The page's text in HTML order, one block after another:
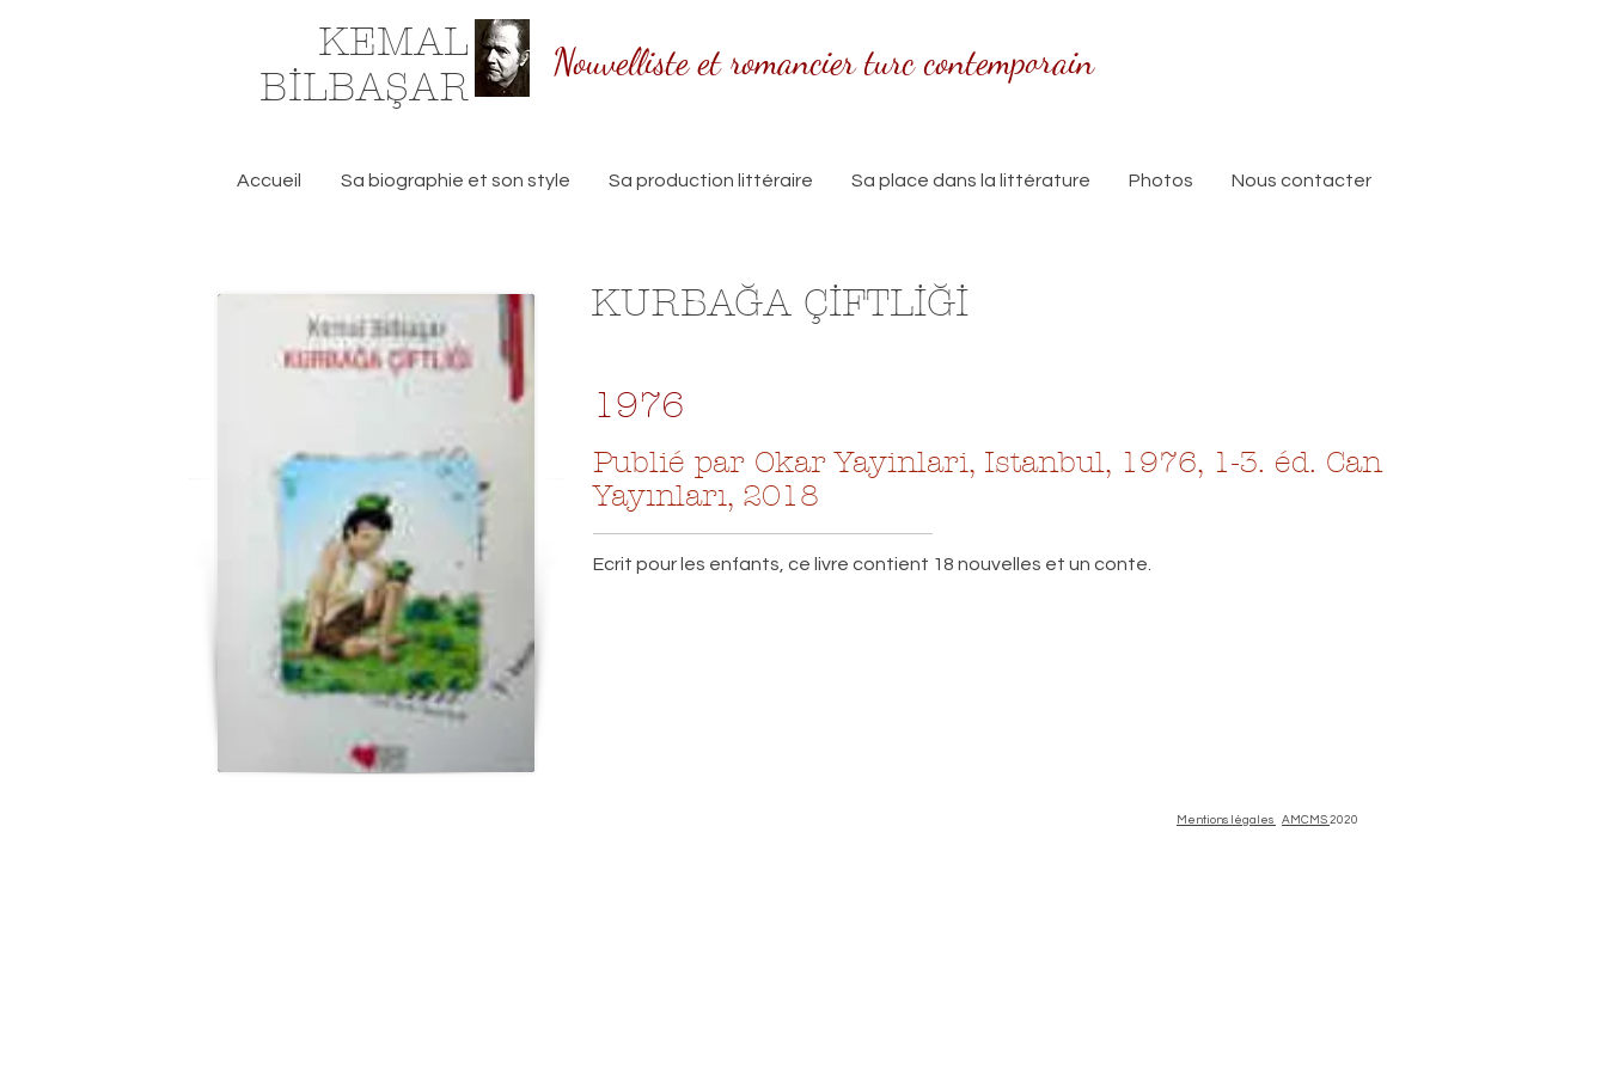
KEMAL
BİLBAŞAR
Nouvelliste et romancier turc contemporain
Accueil Sa biographie et son style Sa production littéraire Sa place dans la littérature Photos Nous contacter
KURBAĞA ÇİFTLİĞİ
1976
Publié par Okar Yayinlari, Istanbul, 1976, 1-3. éd. Can
Yayınları, 2018
Ecrit pour les enfants, ce livre contient 18 nouvelles et un conte.
Mentions légales AMCMS 2020